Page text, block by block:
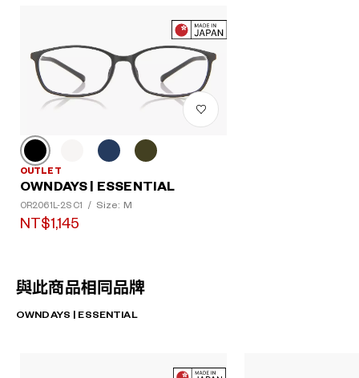
OUTLET
OWNDAYS | ESSENTIAL
OR2061L-2S C1 / Size: M
NT$1,145
與此商品相同品牌
OWNDAYS | ESSENTIAL